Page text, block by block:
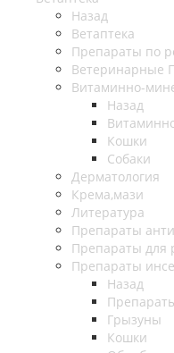
Назад
Ветаптека
Препараты по
Ветеринарные
Витаминно-
Назад
Кошки
Собаки
Дерматология
Крема,мази
Литература
Препараты
Препараты для
Препараты
Назад
Грызуны
Кошки